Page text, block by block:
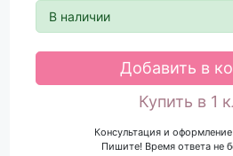
В наличии
Добавить в
Купить в 1
Консультация и оформление
Пишите! Время ответа не